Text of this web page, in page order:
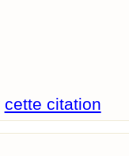
cette citation